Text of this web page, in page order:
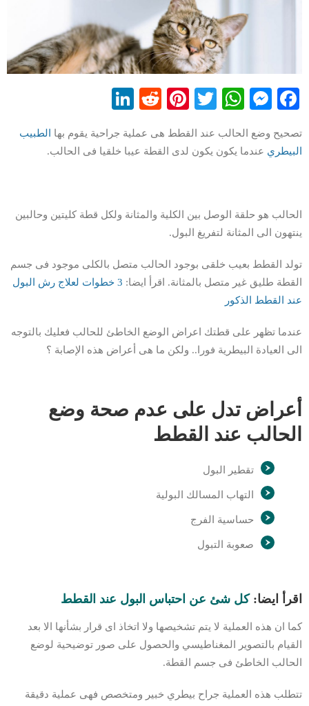
Facebook
Messenger
WhatsApp
Twitter
Pinterest
Reddit
تصحيح وضع الحالب عند القطط هى عملية جراحية يقوم بها
الطبيب
البيطري عندما يكون يكون لدى القطة عيبا خلقيا فى الحالب.
الحالب هو حلقة الوصل بين الكلية والمثانة ولكل قطة كليتين وحالبين
ينتهون الى المثانة لتفريغ البول.
تولد القطط بعيب خلقى بوجود الحالب متصل بالكلى موجود فى جسم
القطة طليق غير متصل بالمثانة. اقرأ ايضا:
3 خطوات لعلاج رش البول
عند القطط الذكور
عندما تظهر على قطتك اعراض الوضع الخاطئ للحالب فعليك بالتوجه
الى العيادة البيطرية فورا.. ولكن ما هى أعراض هذه الإصابة ؟
أعراض تدل على عدم صحة وضع
الحالب عند القطط
تقطير البول
التهاب المسالك البولية
حساسية الفرج
صعوبة التبول
اقرأ ايضا:كل شئ عن احتباس البول عند القطط
كما ان هذه العملية لا يتم تشخيصها ولا اتخاذ اى قرار بشأنها الا بعد
القيام بالتصوير المغناطيسي والحصول على صور توضيحية لوضع
الحالب الخاطئ فى جسم القطة.
تتطلب هذه العملية جراح بيطري خبير ومتخصص فهى عملية دقيقة